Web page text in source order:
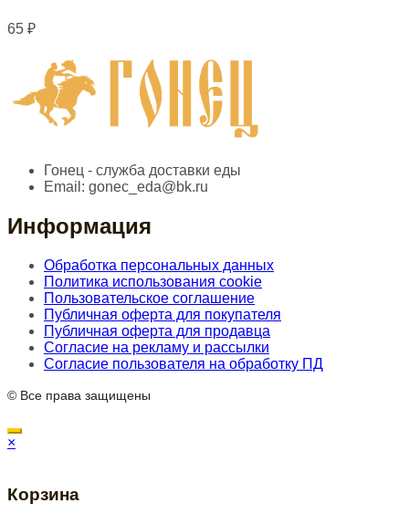
65 ₽
Гонец - служба доставки еды
Email: gonec_eda@bk.ru
Информация
Обработка персональных данных
Политика использования cookie
Пользовательское соглашение
Публичная оферта для покупателя
Публичная оферта для продавца
Согласие на рекламу и рассылки
Согласие пользователя на обработку ПД
© Все права защищены
×
Корзина